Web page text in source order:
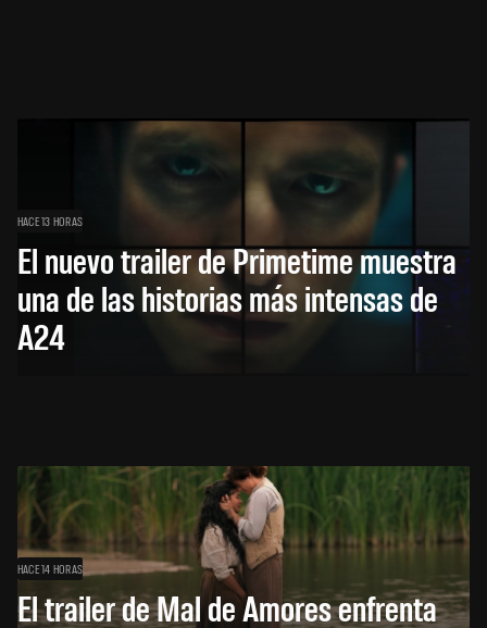
HACE 13 HORAS
El nuevo trailer de Primetime muestra
una de las historias más intensas de
A24
HACE 14 HORAS
El trailer de Mal de Amores enfrenta